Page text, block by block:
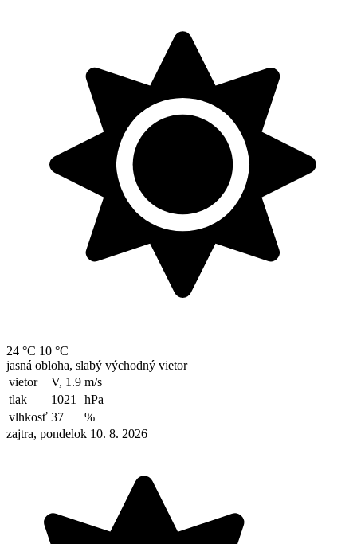
24 °C 10 °C
jasná obloha, slabý východný vietor
vietor
V, 1.9 m/s
tlak
1021
hPa
vlhkosť 37
%
zajtra, pondelok 10. 8. 2026